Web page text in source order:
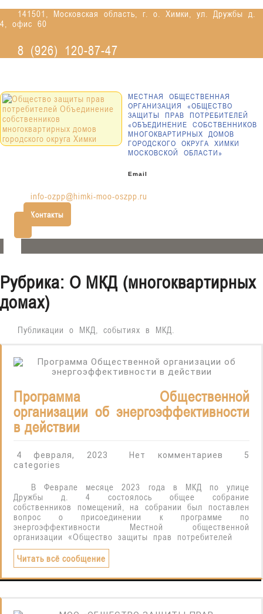
Перейти
к
141501, Московская область, г. о. Химки, ул. Дружбы д.
4, офис 60
8 (926) 120-87-47
МЕСТНАЯ ОБЩЕСТВЕННАЯ
ОРГАНИЗАЦИЯ «ОБЩЕСТВО
ЗАЩИТЫ ПРАВ ПОТРЕБИТЕЛЕЙ
«ОБЪЕДИНЕНИЕ СОБСТВЕННИКОВ
МНОГОКВАРТИРНЫХ ДОМОВ
ГОРОДСКОГО ОКРУГА ХИМКИ
МОСКОВСКОЙ ОБЛАСТИ»
Email
info-ozpp@himki-moo-oszpp.ru
Контакты
Кнопка
Рубрика: О МКД (многоквартирных
домах)
Публикации о МКД, событиях в МКД.
Программа Общественной
организации об энергоэффективности
в действии
4 февраля, 2023 Нет комментариев
5
categories
В Феврале месяце 2023 года в МКД по улице
Дружбы д. 4 состоялось общее собрание
собственников помещений, на собрании был поставлен
вопрос о присоединении к программе по
энергоэффективности Местной общественной
организации «Общество защиты прав потребителей
Читать всё сообщение